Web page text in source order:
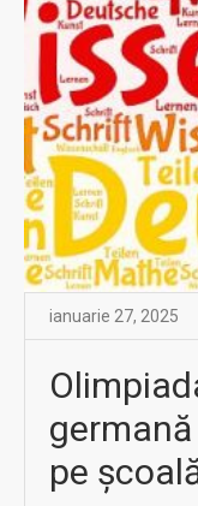
ianuarie 27, 2025
pe